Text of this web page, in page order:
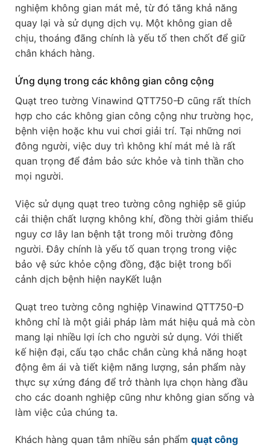
nghiệm không gian mát mẻ, từ đó tăng khả năng
quay lại và sử dụng dịch vụ. Một không gian dễ
chịu, thoáng đãng chính là yếu tố then chốt để giữ
chân khách hàng.
Ứng dụng trong các không gian công cộng
Quạt treo tường Vinawind QTT750-Đ cũng rất thích
hợp cho các không gian công cộng như trường học,
bệnh viện hoặc khu vui chơi giải trí. Tại những nơi
đông người, việc duy trì không khí mát mẻ là rất
quan trọng để đảm bảo sức khỏe và tinh thần cho
mọi người.
Việc sử dụng quạt treo tường công nghiệp sẽ giúp
cải thiện chất lượng không khí, đồng thời giảm thiểu
nguy cơ lây lan bệnh tật trong môi trường đông
người. Đây chính là yếu tố quan trọng trong việc
bảo vệ sức khỏe cộng đồng, đặc biệt trong bối
cảnh dịch bệnh hiện nayKết luận
Quạt treo tường công nghiệp Vinawind QTT750-Đ
không chỉ là một giải pháp làm mát hiệu quả mà còn
mang lại nhiều lợi ích cho người sử dụng. Với thiết
kế hiện đại, cấu tạo chắc chắn cùng khả năng hoạt
động êm ái và tiết kiệm năng lượng, sản phẩm này
thực sự xứng đáng để trở thành lựa chọn hàng đầu
cho các doanh nghiệp cũng như không gian sống và
làm việc của chúng ta.
Khách hàng quan tâm nhiều sản phẩm quạt công